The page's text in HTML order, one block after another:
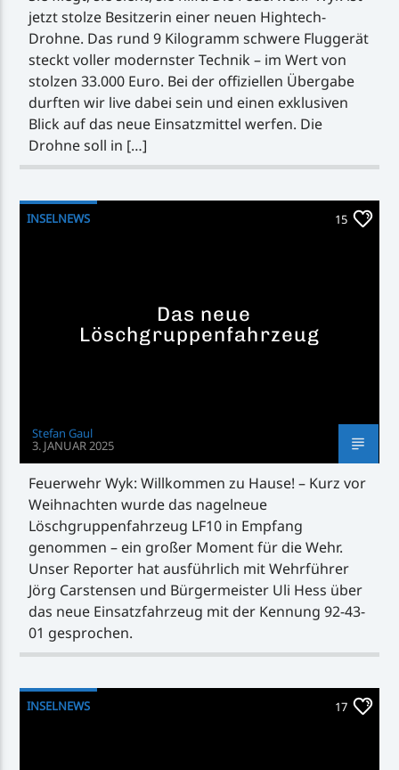
jetzt stolze Besitzerin einer neuen Hightech-
Drohne. Das rund 9 Kilogramm schwere Fluggerät
steckt voller modernster Technik – im Wert von
stolzen 33.000 Euro. Bei der offiziellen Übergabe
durften wir live dabei sein und einen exklusiven
Blick auf das neue Einsatzmittel werfen. Die
Drohne soll in […]
INSELNEWS 15
Das neue
Löschgruppenfahrzeug
Stefan Gaul
3. JANUAR 2025
Feuerwehr Wyk: Willkommen zu Hause! – Kurz vor
Weihnachten wurde das nagelneue
Löschgruppenfahrzeug LF10 in Empfang
genommen – ein großer Moment für die Wehr.
Unser Reporter hat ausführlich mit Wehrführer
Jörg Carstensen und Bürgermeister Uli Hess über
das neue Einsatzfahrzeug mit der Kennung 92-43-
01 gesprochen.
INSELNEWS 17